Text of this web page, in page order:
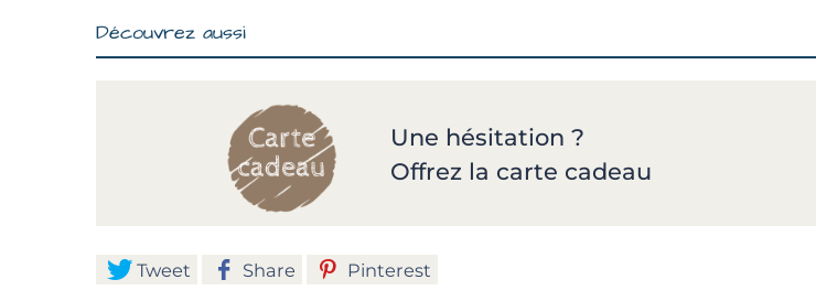
Découvrez aussi
Une hésitation ?
Offrez la carte cadeau
Tweet Share Pinterest